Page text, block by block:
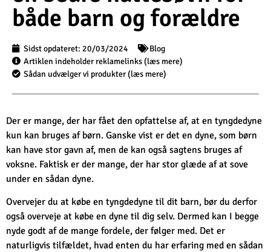
både barn og forældre
Sidst opdateret: 20/03/2024
Blog
Artiklen indeholder reklamelinks (læs mere)
Sådan udvælger vi produkter (læs mere)
Der er mange, der har fået den opfattelse af, at en tyngdedyne
kun kan bruges af børn. Ganske vist er det en dyne, som børn
kan have stor gavn af, men de kan også sagtens bruges af
voksne. Faktisk er der mange, der har stor glæde af at sove
under en sådan dyne.
Overvejer du at købe en tyngdedyne til dit barn, bør du derfor
også overveje at købe en dyne til dig selv. Dermed kan I begge
nyde godt af de mange fordele, der følger med. Det er
naturligvis tilfældet, hvad enten du har erfaring med en sådan